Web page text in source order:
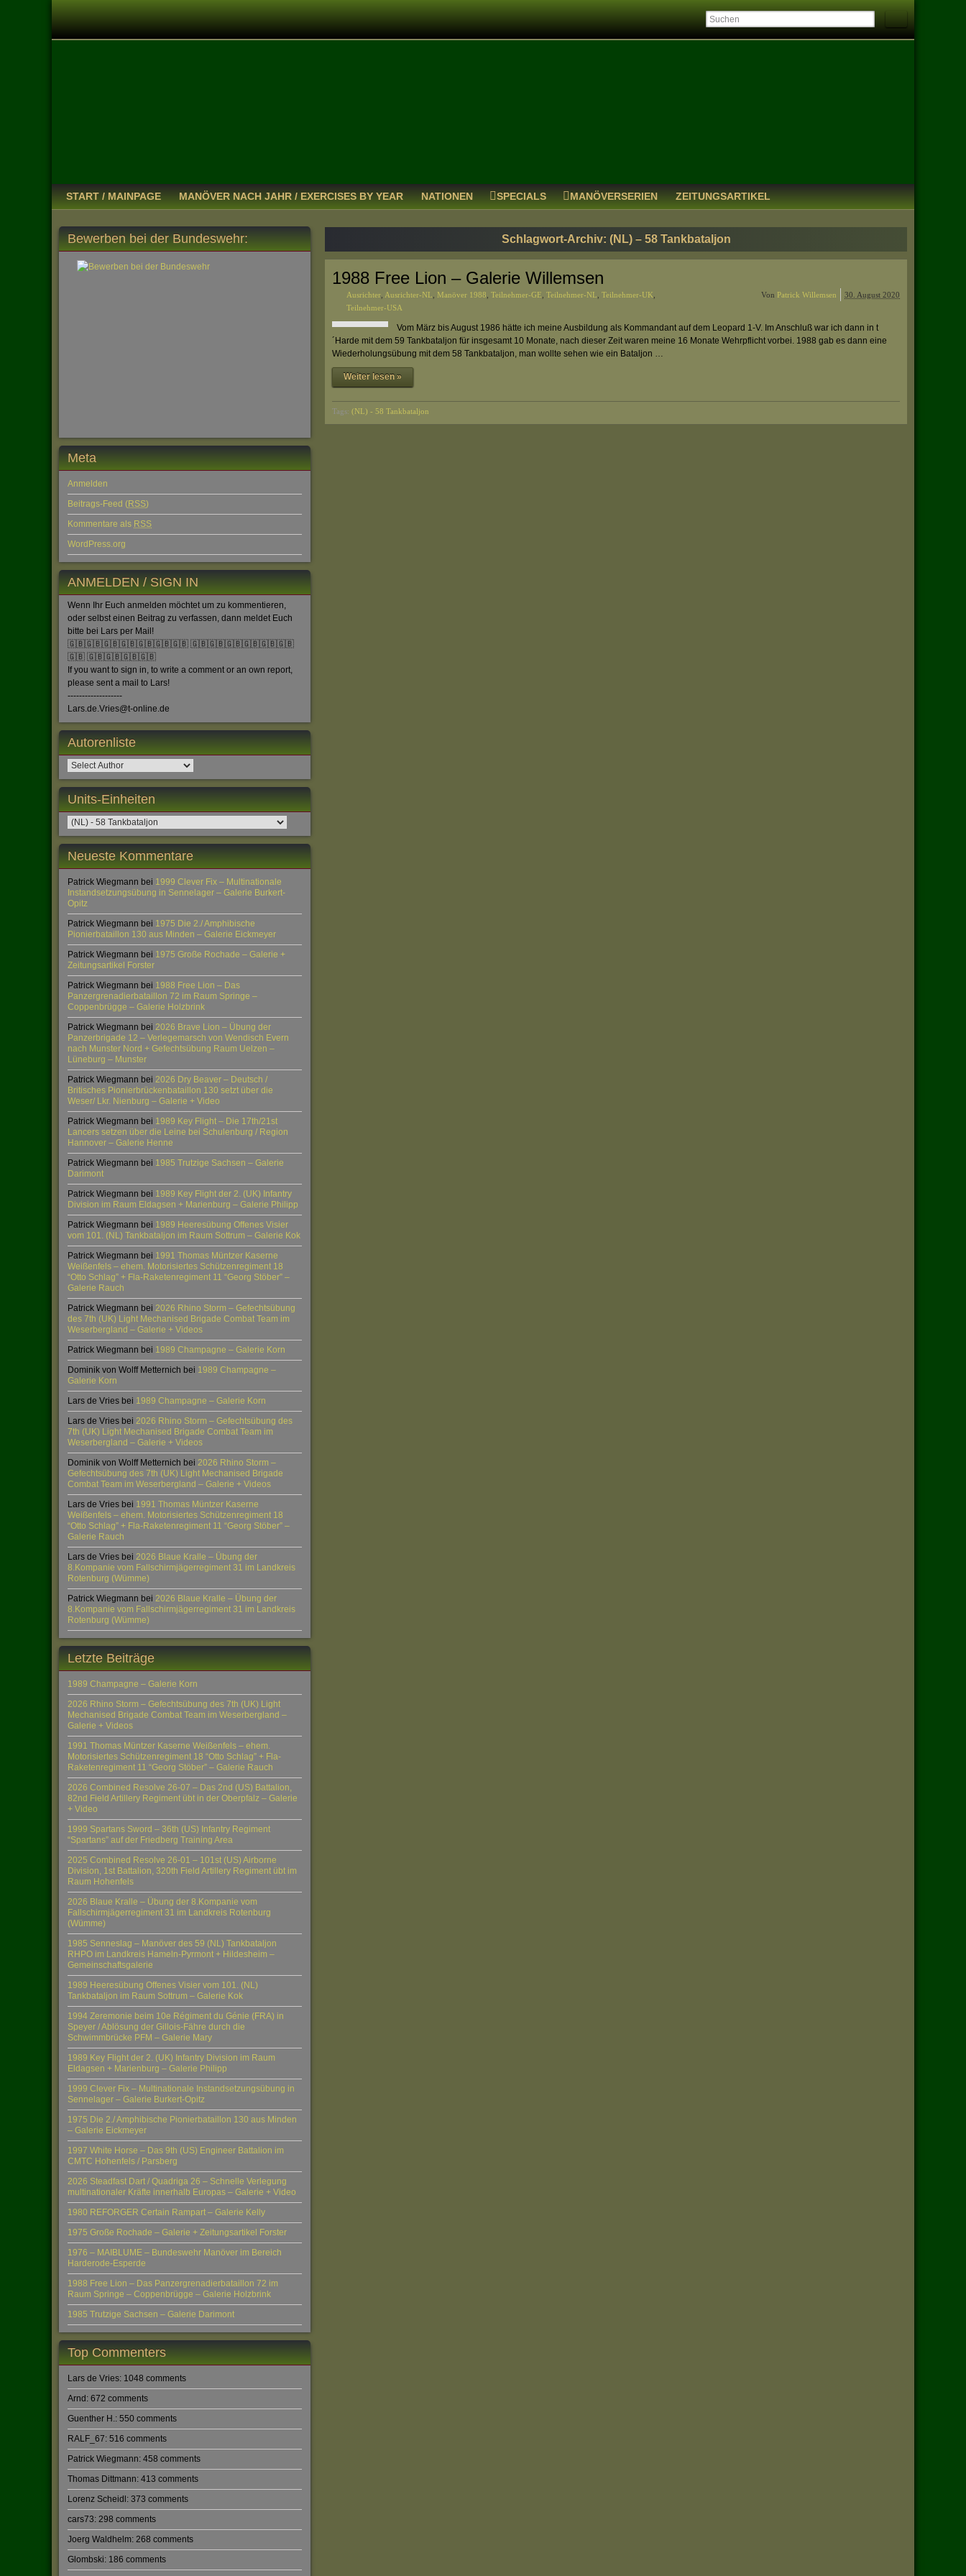
START / MAINPAGE MANÖVER NACH JAHR / EXERCISES BY YEAR NATIONEN SPECIALS MANÖVERSERIEN ZEITUNGSARTIKEL
Bewerben bei der Bundeswehr:
Meta
Anmelden
Beitrags-Feed (RSS)
Kommentare als RSS
WordPress.org
ANMELDEN / SIGN IN
Wenn Ihr Euch anmelden möchtet um zu kommentieren,
oder selbst einen Beitrag zu verfassen, dann meldet Euch
bitte bei Lars per Mail!
🇬🇧🇬🇧🇬🇧🇬🇧🇬🇧🇬🇧🇬🇧 🇬🇧🇬🇧🇬🇧🇬🇧🇬🇧🇬🇧
🇬🇧 🇬🇧🇬🇧🇬🇧🇬🇧
If you want to sign in, to write a comment or an own report,
please sent a mail to Lars!
-------------------
Lars.de.Vries@t-online.de
Autorenliste
Units-Einheiten
Neueste Kommentare
Patrick Wiegmann bei 1999 Clever Fix – Multinationale
Instandsetzungsübung in Sennelager – Galerie Burkert-
Opitz
Patrick Wiegmann bei 1975 Die 2./ Amphibische
Pionierbataillon 130 aus Minden – Galerie Eickmeyer
Patrick Wiegmann bei 1975 Große Rochade – Galerie +
Zeitungsartikel Forster
Patrick Wiegmann bei 1988 Free Lion – Das
Panzergrenadierbataillon 72 im Raum Springe –
Coppenbrügge – Galerie Holzbrink
Patrick Wiegmann bei 2026 Brave Lion – Übung der
Panzerbrigade 12 – Verlegemarsch von Wendisch Evern
nach Munster Nord + Gefechtsübung Raum Uelzen –
Lüneburg – Munster
Patrick Wiegmann bei 2026 Dry Beaver – Deutsch /
Britisches Pionierbrückenbataillon 130 setzt über die
Weser/ Lkr. Nienburg – Galerie + Video
Patrick Wiegmann bei 1989 Key Flight – Die 17th/21st
Lancers setzen über die Leine bei Schulenburg / Region
Hannover – Galerie Henne
Patrick Wiegmann bei 1985 Trutzige Sachsen – Galerie
Darimont
Patrick Wiegmann bei 1989 Key Flight der 2. (UK) Infantry
Division im Raum Eldagsen + Marienburg – Galerie Philipp
Patrick Wiegmann bei 1989 Heeresübung Offenes Visier
vom 101. (NL) Tankbataljon im Raum Sottrum – Galerie Kok
Patrick Wiegmann bei 1991 Thomas Müntzer Kaserne
Weißenfels – ehem. Motorisiertes Schützenregiment 18
“Otto Schlag” + Fla-Raketenregiment 11 “Georg Stöber” –
Galerie Rauch
Patrick Wiegmann bei 2026 Rhino Storm – Gefechtsübung
des 7th (UK) Light Mechanised Brigade Combat Team im
Weserbergland – Galerie + Videos
Patrick Wiegmann bei 1989 Champagne – Galerie Korn
Dominik von Wolff Metternich bei 1989 Champagne –
Galerie Korn
Lars de Vries bei 1989 Champagne – Galerie Korn
Lars de Vries bei 2026 Rhino Storm – Gefechtsübung des
7th (UK) Light Mechanised Brigade Combat Team im
Weserbergland – Galerie + Videos
Dominik von Wolff Metternich bei 2026 Rhino Storm –
Gefechtsübung des 7th (UK) Light Mechanised Brigade
Combat Team im Weserbergland – Galerie + Videos
Lars de Vries bei 1991 Thomas Müntzer Kaserne
Weißenfels – ehem. Motorisiertes Schützenregiment 18
“Otto Schlag” + Fla-Raketenregiment 11 “Georg Stöber” –
Galerie Rauch
Lars de Vries bei 2026 Blaue Kralle – Übung der
8.Kompanie vom Fallschirmjägerregiment 31 im Landkreis
Rotenburg (Wümme)
Patrick Wiegmann bei 2026 Blaue Kralle – Übung der
8.Kompanie vom Fallschirmjägerregiment 31 im Landkreis
Rotenburg (Wümme)
Letzte Beiträge
1989 Champagne – Galerie Korn
2026 Rhino Storm – Gefechtsübung des 7th (UK) Light
Mechanised Brigade Combat Team im Weserbergland –
Galerie + Videos
1991 Thomas Müntzer Kaserne Weißenfels – ehem.
Motorisiertes Schützenregiment 18 “Otto Schlag” + Fla-
Raketenregiment 11 “Georg Stöber” – Galerie Rauch
2026 Combined Resolve 26-07 – Das 2nd (US) Battalion,
82nd Field Artillery Regiment übt in der Oberpfalz – Galerie
+ Video
1999 Spartans Sword – 36th (US) Infantry Regiment
“Spartans” auf der Friedberg Training Area
2025 Combined Resolve 26-01 – 101st (US) Airborne
Division, 1st Battalion, 320th Field Artillery Regiment übt im
Raum Hohenfels
2026 Blaue Kralle – Übung der 8.Kompanie vom
Fallschirmjägerregiment 31 im Landkreis Rotenburg
(Wümme)
1985 Senneslag – Manöver des 59 (NL) Tankbataljon
RHPO im Landkreis Hameln-Pyrmont + Hildesheim –
Gemeinschaftsgalerie
1989 Heeresübung Offenes Visier vom 101. (NL)
Tankbataljon im Raum Sottrum – Galerie Kok
1994 Zeremonie beim 10e Régiment du Génie (FRA) in
Speyer / Ablösung der Gillois-Fähre durch die
Schwimmbrücke PFM – Galerie Mary
1989 Key Flight der 2. (UK) Infantry Division im Raum
Eldagsen + Marienburg – Galerie Philipp
1999 Clever Fix – Multinationale Instandsetzungsübung in
Sennelager – Galerie Burkert-Opitz
1975 Die 2./ Amphibische Pionierbataillon 130 aus Minden
– Galerie Eickmeyer
1997 White Horse – Das 9th (US) Engineer Battalion im
CMTC Hohenfels / Parsberg
2026 Steadfast Dart / Quadriga 26 – Schnelle Verlegung
multinationaler Kräfte innerhalb Europas – Galerie + Video
1980 REFORGER Certain Rampart – Galerie Kelly
1975 Große Rochade – Galerie + Zeitungsartikel Forster
1976 – MAIBLUME – Bundeswehr Manöver im Bereich
Harderode-Esperde
1988 Free Lion – Das Panzergrenadierbataillon 72 im
Raum Springe – Coppenbrügge – Galerie Holzbrink
1985 Trutzige Sachsen – Galerie Darimont
Top Commenters
Lars de Vries: 1048 comments
Arnd: 672 comments
Guenther H.: 550 comments
RALF_67: 516 comments
Patrick Wiegmann: 458 comments
Thomas Dittmann: 413 comments
Lorenz Scheidl: 373 comments
cars73: 298 comments
Joerg Waldhelm: 268 comments
Glombski: 186 comments
Schlagwort-Archiv: (NL) – 58 Tankbataljon
1988 Free Lion – Galerie Willemsen
Ausrichter Ausrichter-NL Manöver 1988 Teilnehmer-GE Teilnehmer-NL Teilnehmer-UK
Teilnehmer-USA
30. August 2020
Von Patrick Willemsen
Vom März bis August 1986 hätte ich meine Ausbildung als Kommandant auf dem Leopard 1-V. Im Anschluß war ich dann in t
´Harde mit dem 59 Tankbataljon für insgesamt 10 Monate, nach dieser Zeit waren meine 16 Monate Wehrpflicht vorbei. 1988 gab es dann eine
Wiederholungsübung mit dem 58 Tankbataljon, man wollte sehen wie ein Bataljon …
Weiter lesen »
Tags: (NL) - 58 Tankbataljon